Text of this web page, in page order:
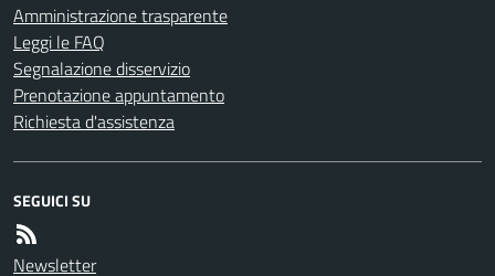
Amministrazione trasparente
Leggi le FAQ
Segnalazione disservizio
Prenotazione appuntamento
Richiesta d'assistenza
SEGUICI SU
Newsletter